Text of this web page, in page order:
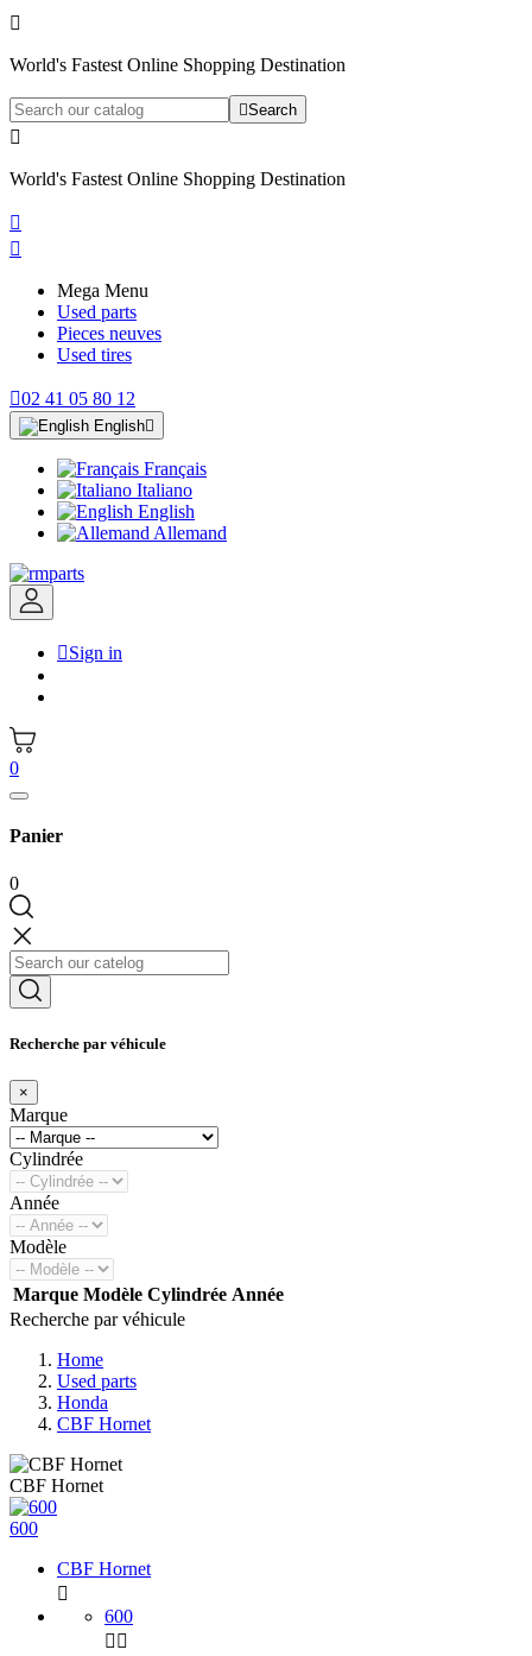

World's Fastest Online Shopping Destination
Search

World's Fastest Online Shopping Destination


Mega Menu
Used parts
Pieces neuves
Used tires
02 41 05 80 12
English
Français
Italiano
English
Allemand
Sign in
0
Panier
0
Recherche par véhicule
×
Marque
Cylindrée
Année
Modèle
Marque Modèle Cylindrée Année
Recherche par véhicule
Home
Used parts
Honda
CBF Hornet
CBF Hornet
600
CBF Hornet

600
 